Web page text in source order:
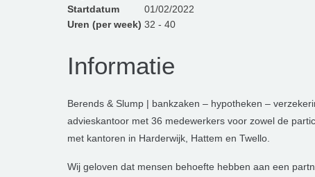
Startdatum
01/02/2022
Uren (per week) 32 - 40
Informatie
Berends & Slump | bankzaken – hypotheken –
advieskantoor met 36 medewerkers voor zowel de
met kantoren in Harderwijk, Hattem en Twello.
Wij geloven dat mensen behoefte hebben aan een